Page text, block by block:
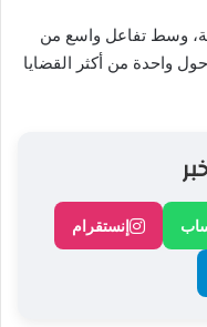
وسط تفاعل واسع من
واحدة من أكثر القضايا
إنستقرام